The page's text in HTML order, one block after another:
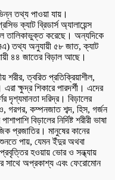
তথ্য পাওয়া যায়।
ক্যাট ব্রিডার্স অ্যালায়েন্স
তালিকাভুক্ত করেছে। অন্যদিকে
তথ্য অনুযায়ী ৫৮ জাত, ক্যাট
৪৪ জাতের বিড়াল আছে।
শরীর, ত্বরিত প্রতিক্রিয়াশীল,
ক্ষুদ্র শিকারে পারদর্শী। এদের
দৃশ্যমানতা দরিদ্র। বিড়ালের
গরগর, কম্পনজাত শব্দ, হিস, গর্জন
বিড়ালের নির্দিষ্ট শরীরী ভাষা
প্রজাতির। মানুষের কানের
শুনতে পায়, যেমন ইঁদুর অথবা
প্রবৃত্তির হওয়ায় ভোর ও সন্ধ্যায়
সাথে অপ্রকাশ্য এবং ফেরোমোন